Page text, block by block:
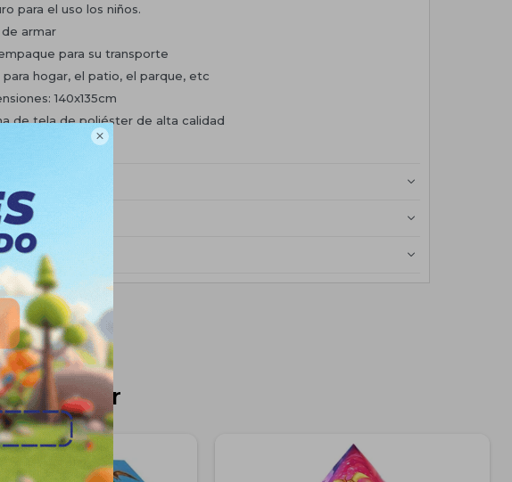

para el uso los niños.
de armar
empaque para su transporte
para hogar, el patio, el parque, etc
140x135cm
de tela de poliéster de alta calidad
y resistente
de cuotas
de pago
interesar